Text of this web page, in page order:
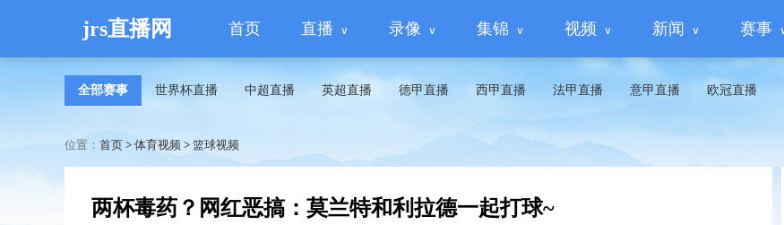
jrs直播网 首页 直播 录像 集锦 视频 新闻 赛事
全部赛事 世界杯直播 中超直播 英超直播 德甲直播 西甲直播 法甲直播 意甲直播 欧冠直播
位置： 首页 > 体育视频 > 篮球视频
两杯毒药？网红恶搞：莫兰特和利拉德一起打球~